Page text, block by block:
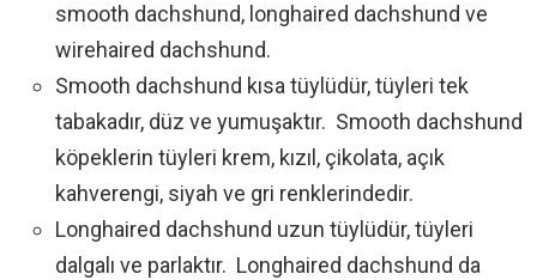
smooth dachshund, longhaired dachshund ve
wirehaired dachshund.
Smooth dachshund kısa tüylüdür, tüyleri tek
tabakadır, düz ve yumuşaktır. Smooth dachshund
köpeklerin tüyleri krem, kızıl, çikolata, açık
kahverengi, siyah ve gri renklerindedir.
Longhaired dachshund uzun tüylüdür, tüyleri
dalgalı ve parlaktır. Longhaired dachshund da